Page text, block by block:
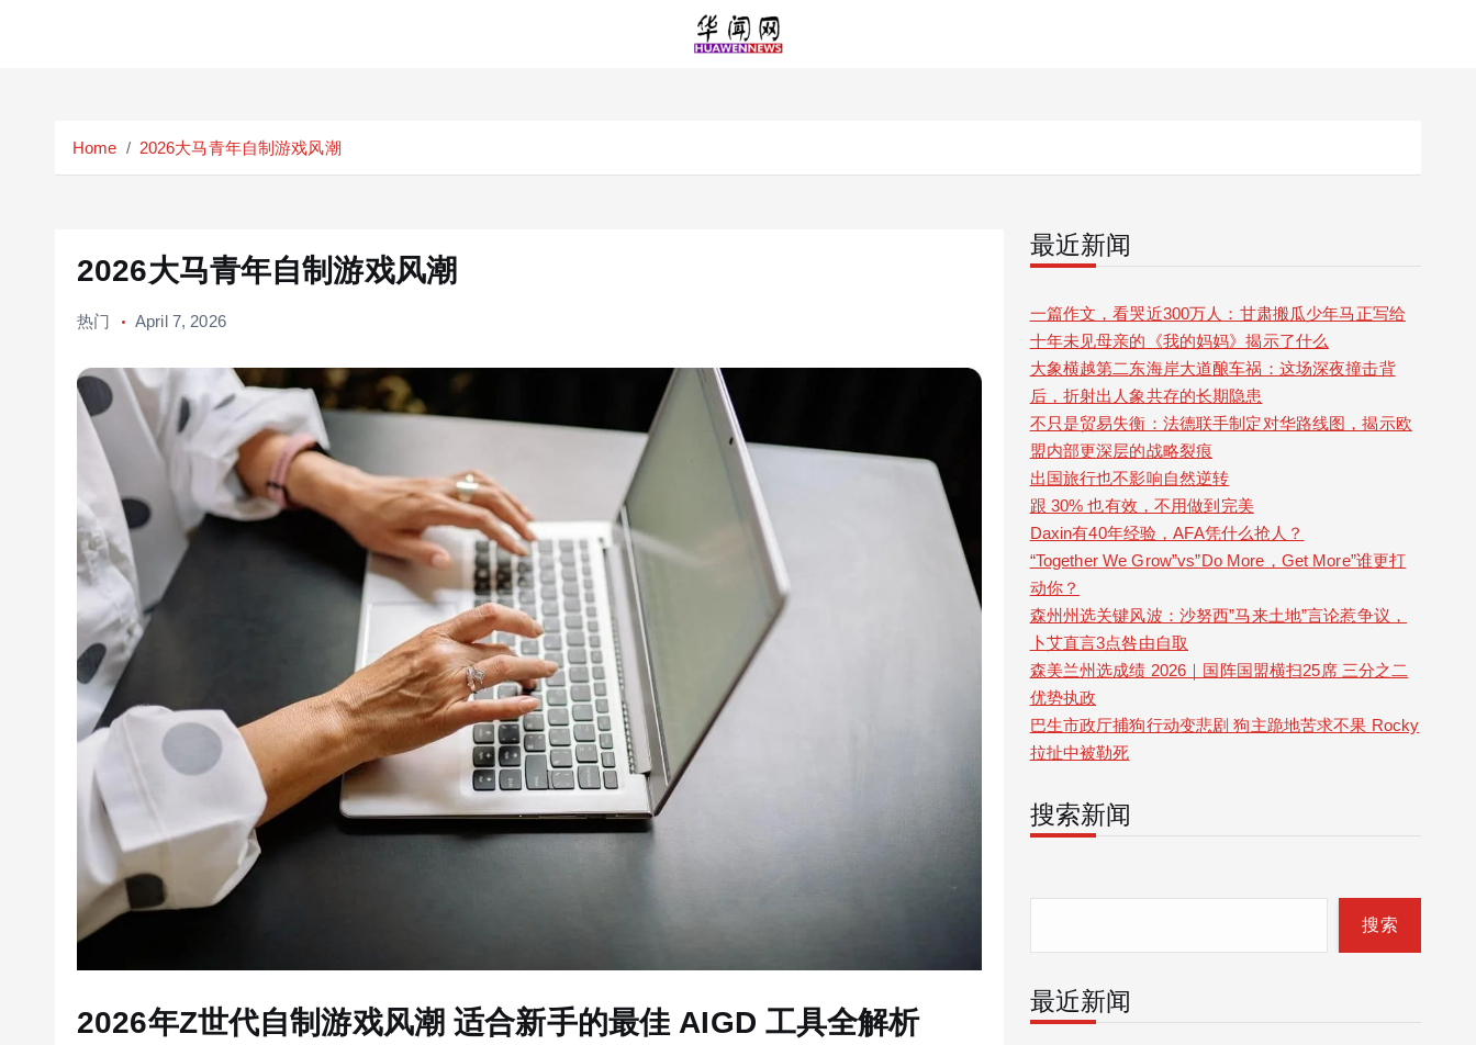
Home 2026大马青年自制游戏风潮
2026大马青年自制游戏风潮
热门 April 7, 2026
2026年Z世代自制游戏风潮 适合新手的最佳 AIGD 工具全解析
最近新闻
一篇作文，看哭近300万人：甘肃搬瓜少年马正写给
十年未见母亲的《我的妈妈》揭示了什么
大象横越第二东海岸大道酿车祸：这场深夜撞击背
后，折射出人象共存的长期隐患
不只是贸易失衡：法德联手制定对华路线图，揭示欧
盟内部更深层的战略裂痕
出国旅行也不影响自然逆转
跟 30% 也有效，不用做到完美
Daxin有40年经验，AFA凭什么抢人？
“Together We Grow”vs”Do More，Get More”谁更打
动你？
森州州选关键风波：沙努西”马来土地”言论惹争议，
卜艾直言3点咎由自取
森美兰州选成绩 2026｜国阵国盟横扫25席 三分之二
优势执政
巴生市政厅捕狗行动变悲剧 狗主跪地苦求不果 Rocky
拉扯中被勒死
搜索新闻
r
搜索
最近新闻